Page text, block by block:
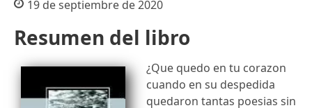
19 de septiembre de 2020
Resumen del libro
¿Que quedo en tu corazon
cuando en su despedida
quedaron tantas poesias sin